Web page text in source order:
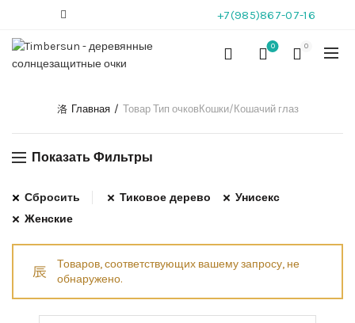
+7(985)867-07-16
0 0
Главная Товар Тип очков Кошки/Кошачий глаз
Показать Фильтры
Сбросить Тиковое дерево
Унисекс
Женские
Товаров, соответствующих вашему запросу, не
обнаружено.